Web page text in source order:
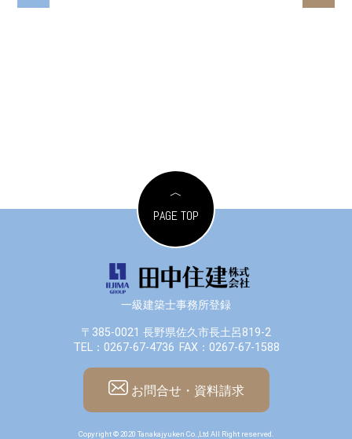
PAGE TOP
一級建築士事務所登録
〒385-0021 長野県佐久市長土呂819-2
TEL：0267-67-4736 FAX：0267-67-1588
お問合せ・資料請求
Copyright © 2020 Tanakajyuken Co.,Ltd All Right reserved.